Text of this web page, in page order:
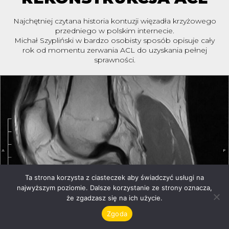
Najchętniej czytana historia kontuzji więzadła krzyżowego
przedniego w polskim internecie.
Michał Szypliński w bardzo osobisty sposób opisuje cały
rok od momentu zerwania ACL do uzyskania pełnej
sprawności.
Ta strona korzysta z ciasteczek aby świadczyć usługi na
najwyższym poziomie. Dalsze korzystanie ze strony oznacza,
że zgadzasz się na ich użycie.
Zgoda